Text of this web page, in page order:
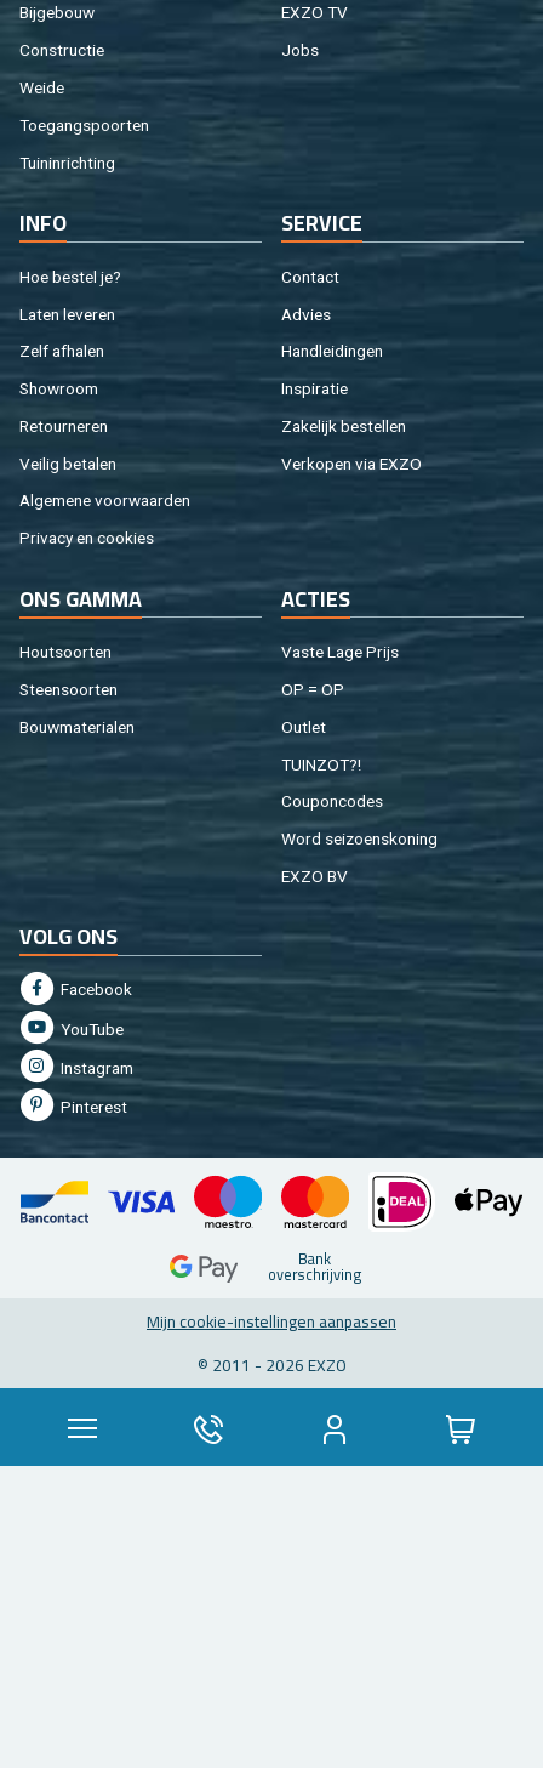
Bij­ge­bouw
Con­struc­tie
Weide
Toe­gangs­poor­ten
Tuin­in­rich­ting
EXZO TV
Jobs
INFO
Hoe be­stel je?
Laten le­ve­ren
Zelf af­ha­len
Show­room
Re­tour­ne­ren
Vei­lig be­ta­len
Al­ge­me­ne voor­waar­den
Pri­va­cy en coo­kies
SER­VI­CE
Con­tact
Ad­vies
Hand­lei­din­gen
In­spi­ra­tie
Za­ke­lijk be­stel­len
Ver­ko­pen via EXZO
ONS GAMMA
Hout­soor­ten
Steen­soor­ten
Bouw­ma­te­ri­a­len
AC­TIES
Vaste Lage Prijs
OP = OP
Out­let
TUIN­ZOT?!
Cou­pon­co­des
Word sei­zoens­ko­ning
EXZO BV
VOLG ONS
Fa­cebook
You­Tu­be
In­st­agram
Pin­te­rest
Bank
over­schrij­ving
Mijn coo­kie-in­stel­lin­gen aan­pas­sen
© 2011 - 2026 EXZO